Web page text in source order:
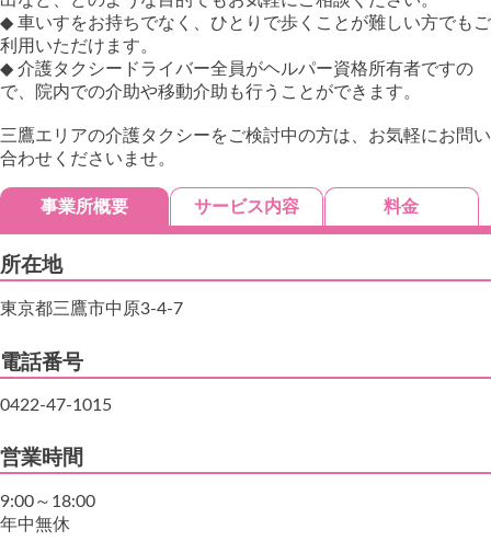
◆ 車いすをお持ちでなく、ひとりで歩くことが難しい方でもご
利用いただけます。
◆ 介護タクシードライバー全員がヘルパー資格所有者ですの
で、院内での介助や移動介助も行うことができます。
三鷹エリアの介護タクシーをご検討中の方は、お気軽にお問い
合わせくださいませ。
事業所概要 サービス内容 料金
所在地
東京都三鷹市中原3-4-7
電話番号
0422-47-1015
営業時間
9:00～18:00
年中無休